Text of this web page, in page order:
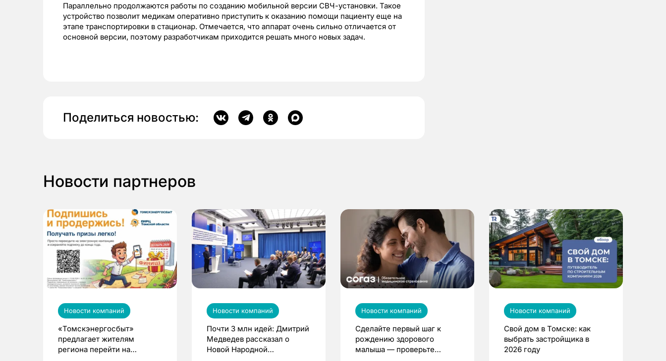
Параллельно продолжаются работы по созданию мобильной версии СВЧ-установки. Такое
устройство позволит медикам оперативно приступить к оказанию помощи пациенту еще на
этапе транспортировки в стационар. Отмечается, что аппарат очень сильно отличается от
основной версии, поэтому разработчикам приходится решать много новых задач.
Поделиться новостью:
Новости партнеров
Новости компаний
«Томскэнергосбыт»
предлагает жителям
региона перейти на
Новости компаний
Почти 3 млн идей: Дмитрий
Медведев рассказал о
Новой Народной
Новости компаний
Сделайте первый шаг к
рождению здорового
малыша — проверьте
Новости компаний
Свой дом в Томске: как
выбрать застройщика в
2026 году